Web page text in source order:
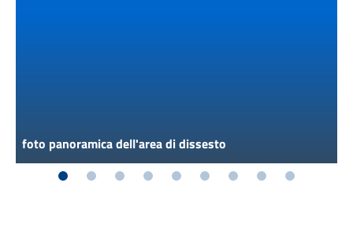
foto panoramica dell'area di dissesto